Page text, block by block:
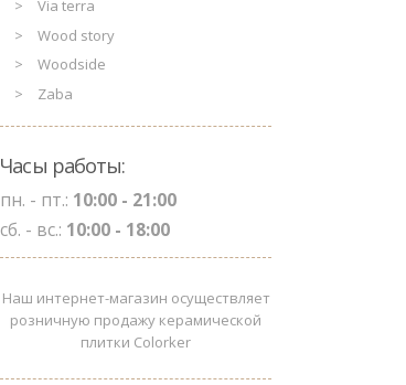
Via terra
Wood story
Woodside
Zaba
Часы работы:
пн. - пт.: 10:00 - 21:00
сб. - вс.: 10:00 - 18:00
Наш интернет-магазин осуществляет
розничную продажу керамической
плитки Colorker